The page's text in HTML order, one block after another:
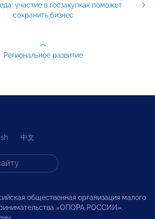
участие в госзакупках поможет
сохранить бизнес
Региональное развитие
中文
общественная организация малого
«ОПОРА РОССИИ».